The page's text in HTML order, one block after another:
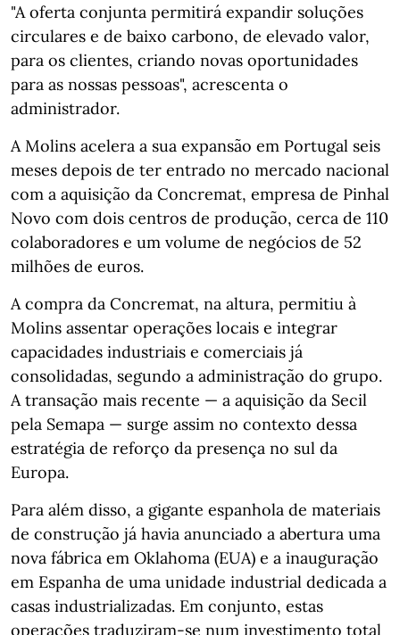
"A oferta conjunta permitirá expandir soluções
circulares e de baixo carbono, de elevado valor,
para os clientes, criando novas oportunidades
para as nossas pessoas", acrescenta o
administrador.
A Molins acelera a sua expansão em Portugal seis
meses depois de ter entrado no mercado nacional
com a aquisição da Concremat, empresa de Pinhal
Novo com dois centros de produção, cerca de 110
colaboradores e um volume de negócios de 52
milhões de euros.
A compra da Concremat, na altura, permitiu à
Molins assentar operações locais e integrar
capacidades industriais e comerciais já
consolidadas, segundo a administração do grupo.
A transação mais recente — a aquisição da Secil
pela Semapa — surge assim no contexto dessa
estratégia de reforço da presença no sul da
Europa.
Para além disso, a gigante espanhola de materiais
de construção já havia anunciado a abertura uma
nova fábrica em Oklahoma (EUA) e a inauguração
em Espanha de uma unidade industrial dedicada a
casas industrializadas. Em conjunto, estas
operações traduziram-se num investimento total